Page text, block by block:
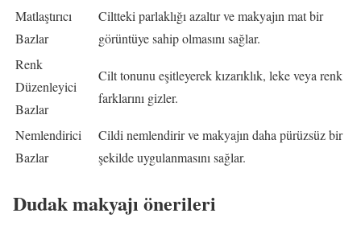
Matlaştırıcı
Bazlar
Ciltteki parlaklığı azaltır ve makyajın mat bir
görüntüye sahip olmasını sağlar.
Renk
Düzenleyici
Bazlar
Cilt tonunu eşitleyerek kızarıklık, leke veya renk
farklarını gizler.
Nemlendirici
Bazlar
Cildi nemlendirir ve makyajın daha pürüzsüz bir
şekilde uygulanmasını sağlar.
Dudak makyajı önerileri